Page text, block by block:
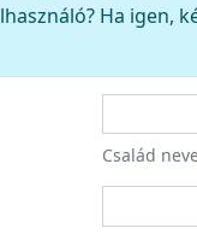
Ha igen,
Család